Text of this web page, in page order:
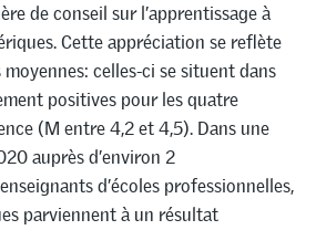
de conseil sur l’apprentissage à
Cette appréciation se reflète
celles-ci se situent dans
positives pour les quatre
(M entre 4,2 et 4,5). Dans une
auprès d’environ 2
d’écoles professionnelles,
parviennent à un résultat